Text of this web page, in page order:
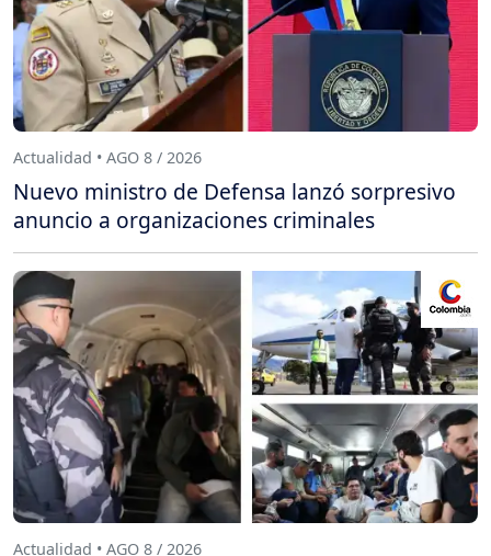
Actualidad • AGO 8 / 2026
Nuevo ministro de Defensa lanzó sorpresivo
anuncio a organizaciones criminales
Actualidad • AGO 8 / 2026